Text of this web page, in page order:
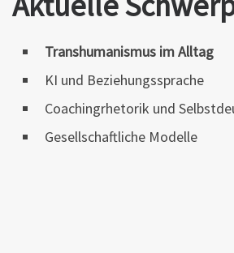
Transhumanismus im Alltag
KI und Beziehungssprache
Coachingrhetorik und
Gesellschaftliche Modelle